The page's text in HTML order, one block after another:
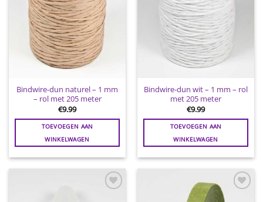
Bindwire-dun naturel – 1 mm
– rol met 205 meter
€9.99
TOEVOEGEN AAN
WINKELWAGEN
Bindwire-dun wit – 1 mm – rol
met 205 meter
€9.99
TOEVOEGEN AAN
WINKELWAGEN
Toevoegen